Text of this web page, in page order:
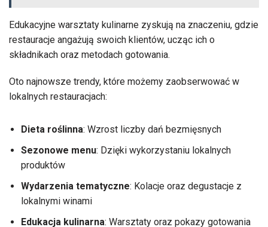
Edukacyjne warsztaty kulinarne zyskują na znaczeniu, gdzie
restauracje angażują swoich klientów, ucząc ich o
składnikach oraz metodach gotowania.
Oto najnowsze trendy, które możemy zaobserwować w
lokalnych restauracjach:
Dieta roślinna: Wzrost liczby dań bezmięsnych
Sezonowe menu: Dzięki wykorzystaniu lokalnych
produktów
Wydarzenia tematyczne: Kolacje oraz degustacje z
lokalnymi winami
Edukacja kulinarna: Warsztaty oraz pokazy gotowania